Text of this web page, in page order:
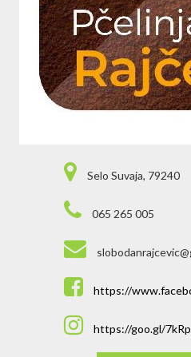
Selo Suvaja, 79240
065 265 005
https://
https://goo.gl/